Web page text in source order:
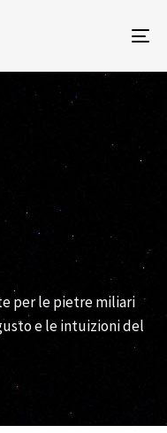
per le pietre miliari
e le intuizioni del